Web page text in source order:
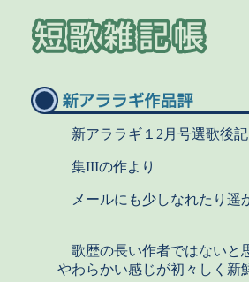
新アララギ１2月号
集IIIの作より
メールにも少しなれたり遥
大島
歌歴の長い作者ではないと
やわらかい感じが初々しく新